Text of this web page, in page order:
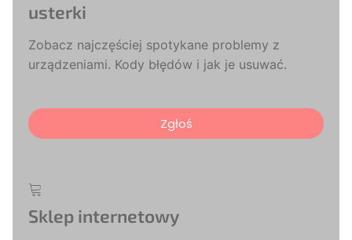
usterki
Zobacz najczęściej spotykane problemy z
urządzeniami. Kody błędów i jak je usuwać.
Zgłoś
Sklep internetowy